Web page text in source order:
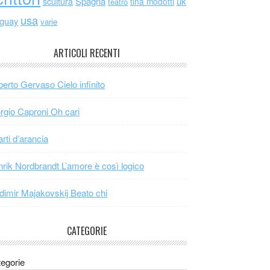
usa varie
ARTICOLI RECENTI
Gervaso Cielo infinito
Caproni Oh cari
d’arancia
Nordbrandt L’amore è così logico
Majakovskij Beato chi
CATEGORIE